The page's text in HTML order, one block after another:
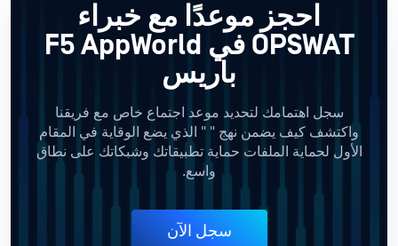
احجز موعدًا مع خبراء
OPSWAT
في F5 AppWorld
باريس
سجل اهتمامك لتحديد موعد اجتماع خاص مع فريقنا
واكتشف كيف يضمن نهج " " الذي يضع الوقاية في المقام
الأول لحماية الملفات حماية تطبيقاتك وشبكاتك على نطاق
واسع.
سجل الآن